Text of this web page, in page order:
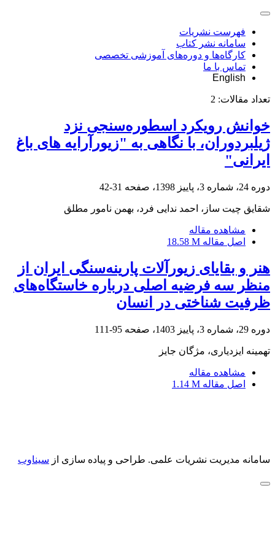
فهرست نشریات
سامانه نشر کتاب
کارگاه‌ها و دوره‌های آموزشی تخصصی
تماس با ما
English
تعداد مقالات: 2
خوانش رویکرد اسطوره‌سنجی نزد
ژیلبردوران، با نگاهی به "زیورآرایه های باغ
ایرانی"
دوره 24، شماره 3، پاییز 1398، صفحه 31-42
شقایق چیت ساز، احمد ندایی فرد، بهمن نامور مطلق
مشاهده مقاله
اصل مقاله 18.58 M
هنر و بقایای زیورآلات پارینه‌سنگی ایران از
منظر سه فرضیه اصلی درباره خاستگاه‌های
ظرفیت‌ شناختی در انسان
دوره 29، شماره 3، پاییز 1403، صفحه 95-111
تهمینه ایزدیاری، مژگان جایز
مشاهده مقاله
اصل مقاله 1.14 M
سامانه مدیریت نشریات علمی. طراحی و پیاده سازی از سیناوب